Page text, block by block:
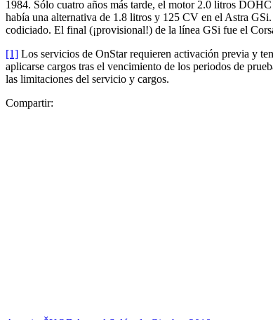
1984. Sólo cuatro años más tarde, el motor 2.0 litros
había una alternativa de 1.8 litros y 125 CV en el Astra
codiciado. El final (¡provisional!) de la línea GSi fue el
[1] Los servicios de OnStar requieren activación previa y
aplicarse cargos tras el vencimiento de los periodos de
las limitaciones del servicio y cargos.
Compartir: